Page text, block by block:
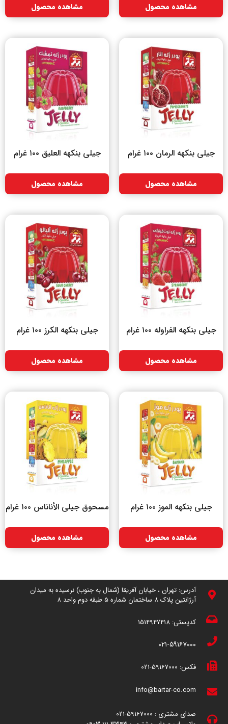
مشاهده محصول مشاهده محصول
جیلی بنکهه الرمان ۱۰۰ غرام
مشاهده محصول
جیلی بنکهه العلیق ۱۰۰ غرام
مشاهده محصول
جیلی بنکهه الفراوله ۱۰۰ غرام
مشاهده محصول
جیلی بنکهه الکرز ۱۰۰ غرام
مشاهده محصول
جیلی بنکهه الموز ۱۰۰ غرام
مشاهده محصول
مسحوق جیلی الأناناس ۱۰۰ غرام
مشاهده محصول
آدرس: تهران ، خیابان آفریقا (شمال به جنوب) نرسیده به میدان
آرژانتین پلاک 8 ساختمان شماره 5 طبقه دوم واحد 8
کدپستی: 1514947418
۰۲۱-۵۹۱۶۷۰۰۰
فکس: 59167000-۰۲۱
info@bartar-co.com
صدای مشتری : 59167000-۰۲۱